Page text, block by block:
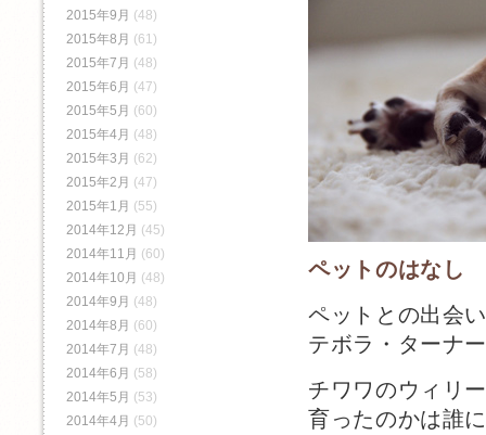
ペットのはなし
ペットとの出会
テボラ・ターナ
チワワのウィリ
育ったのかは誰
2015年9月 (48)
2015年8月 (61)
2015年7月 (48)
2015年6月 (47)
2015年5月 (60)
2015年4月 (48)
2015年3月 (62)
2015年2月 (47)
2015年1月 (55)
2014年12月 (45)
2014年11月 (60)
2014年10月 (48)
2014年9月 (48)
2014年8月 (60)
2014年7月 (48)
2014年6月 (58)
2014年5月 (53)
2014年4月 (50)